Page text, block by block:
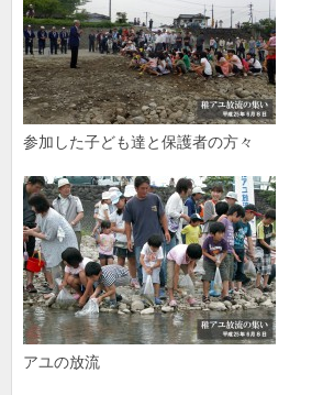
参加した子ども達と保護者の方々
アユの放流